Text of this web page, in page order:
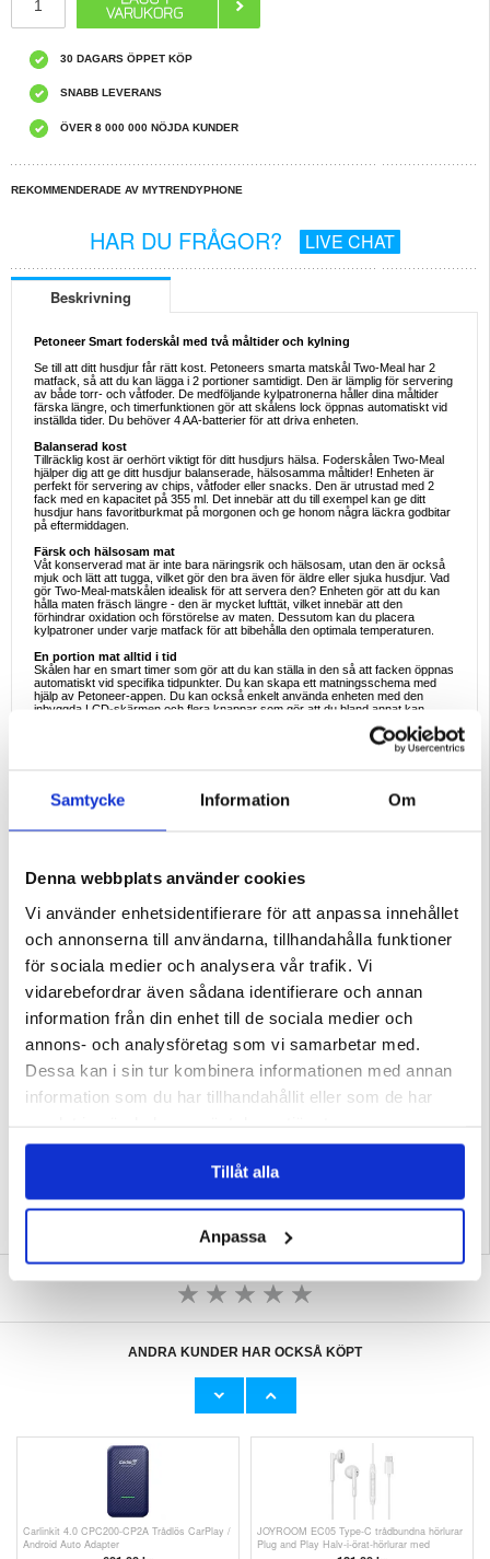
Samtycke Information Om
Denna webbplats använder cookies
Vi använder enhetsidentifierare för att anpassa innehållet
och annonserna till användarna, tillhandahålla funktioner
för sociala medier och analysera vår trafik. Vi
vidarebefordrar även sådana identifierare och annan
information från din enhet till de sociala medier och
annons- och analysföretag som vi samarbetar med.
Dessa kan i sin tur kombinera informationen med annan
information som du har tillhandahållit eller som de har
Tillåt alla
Anpassa
30 DAGARS ÖPPET KÖP
SNABB LEVERANS
ÖVER 8 000 000 NÖJDA KUNDER
REKOMMENDERADE AV MYTRENDYPHONE
HAR DU FRÅGOR? LIVE CHAT
Beskrivning
Petoneer Smart foderskål med två måltider och kylning
Se till att ditt husdjur får rätt kost. Petoneers smarta matskål Two-Meal har 2
matfack, så att du kan lägga i 2 portioner samtidigt. Den är lämplig för servering
av både torr- och våtfoder. De medföljande kylpatronerna håller dina måltider
färska längre, och timerfunktionen gör att skålens lock öppnas automatiskt vid
inställda tider. Du behöver 4 AA-batterier för att driva enheten.
Balanserad kost
Tillräcklig kost är oerhört viktigt för ditt husdjurs hälsa. Foderskålen Two-Meal
hjälper dig att ge ditt husdjur balanserade, hälsosamma måltider! Enheten är
perfekt för servering av chips, våtfoder eller snacks. Den är utrustad med 2
fack med en kapacitet på 355 ml. Det innebär att du till exempel kan ge ditt
husdjur hans favoritburkmat på morgonen och ge honom några läckra godbitar
på eftermiddagen.
Färsk och hälsosam mat
Våt konserverad mat är inte bara näringsrik och hälsosam, utan den är också
mjuk och lätt att tugga, vilket gör den bra även för äldre eller sjuka husdjur. Vad
gör Two-Meal-matskålen idealisk för att servera den? Enheten gör att du kan
hålla maten fräsch längre - den är mycket lufttät, vilket innebär att den
förhindrar oxidation och förstörelse av maten. Dessutom kan du placera
kylpatroner under varje matfack för att bibehålla den optimala temperaturen.
En portion mat alltid i tid
Skålen har en smart timer som gör att du kan ställa in den så att facken öppnas
automatiskt vid specifika tidpunkter. Du kan skapa ett matningsschema med
hjälp av Petoneer-appen. Du kan också enkelt använda enheten med den
inbyggda LCD-skärmen och flera knappar som gör att du bland annat kan
också säkrare för djur. Tack vare den behöver du inte oroa dig för att ditt
diskmaskinen. Dessutom finns det speciella halkfria dynor på enhetens botten.
gör det bekvämt för ditt husdjur att använda den.
Specifikationer:
- Modell: PF003
- Lämplig för katter och små hundar
- Antal måltider: 2 måltider per dag
- Mått: 300x220x92mm
- Material: ABS
- Kapacitet: 355 ml
- Strömförsörjning: 4x AA 1,5V batterier
- Arbetstid: Upp till 120 dagar
- Anslutningsmöjlighet: BLE
- Arbetstemperatur: 0-40°C
- Förvaringstemperatur: -10-70°C
- Luftfuktighet vid lagring: 5-75% (ingen kondens)
- App: Petoneer
ANDRA KUNDER HAR OCKSÅ KÖPT
Samsung Galaxy A33 5G Plånboksfodral med
iPhone 14 Pro Max Kompatibelt Batteri -
Carlinkit 4.0 CPC200-CP2A Trådlös CarPlay /
Android Auto Adapter
JOYROOM EC05 Type-C trådbundna hörlurar
Plug and Play Halv-i-örat-hörlurar med